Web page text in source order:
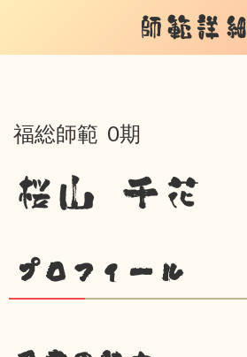
師範詳細
福総師範 0期
桜山 千花
プロフィール